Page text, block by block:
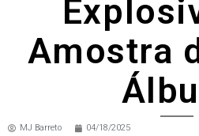
Amostra
MJ Barreto 04/18/2025